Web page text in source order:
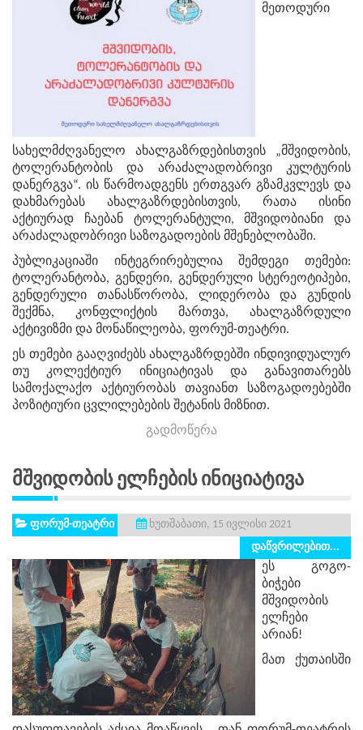
მეთოდური
სახელმძღვანელო ახალგაზრდებისთვის „მშვიდობის,
ტოლერანტობის და არაძალადობრივი კულტურის
დანერგვა“. ის წარმოადგენს ერთგვარ გზამკვლევს და
დახმარებას ახალგაზრდებისთვის, რათა ისინი
აქტიურად ჩაებან ტოლერანტული, მშვიდობიანი და
არაძალადობრივი საზოგადოების მშენებლობაში.
პუბლიკაციაში ინტეგრირებულია შემდეგი თემები:
ტოლერანტობა, გენდერი, გენდერული სტერეოტიპები,
გენდერული თანასწორობა, ლიდერობა და გუნდის
შექმნა, კონფლიქტის მართვა, ახალგაზრდული
აქტივიზმი და მონაწილეობა, ფორუმ-თეატრი.
ეს თემები გააღვიძებს ახალგაზრდებში ინდივიდუალურ
თუ კოლექტიურ ინიციატივას და განავითარებს
სამოქალაქო აქტიურობას თავიანთ საზოგადოებებში
პოზიტიური ცვლილებების შეტანის მიზნით.
გადმოწერა
Მშვიდობის Ელჩების Ინიციატივა
ფორუმ-თეატრი
ხუთშაბათი, 15 ივლისი 2021
დაწვრილებით...
ეს გოგო-
ბიჭები
მშვიდობის
ელჩები
არიან!
მათ ქუთაისში